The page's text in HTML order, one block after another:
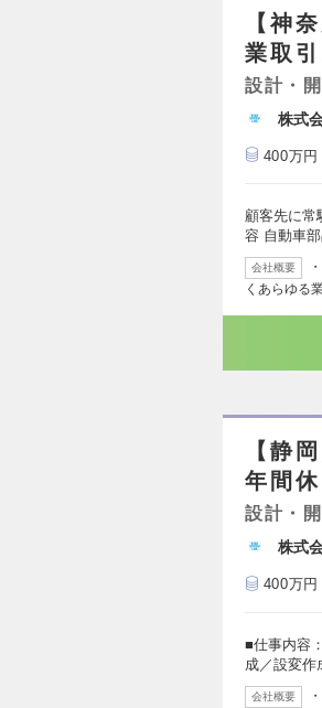
【神
業取
設計・
株式
400万
顧客先に常
容 自動車
会社概要
くあらゆる
【静
年間
設計・
株式
400万円
■仕事内容
成／設変作
会社概要